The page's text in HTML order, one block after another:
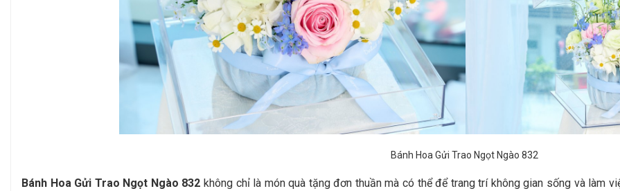
Bánh Hoa Gửi Trao Ngọt Ngào 832
Bánh Hoa Gửi Trao Ngọt Ngào 832 không chỉ là món quà tặng đơn thuần mà có thể để trang trí không gian sống và làm